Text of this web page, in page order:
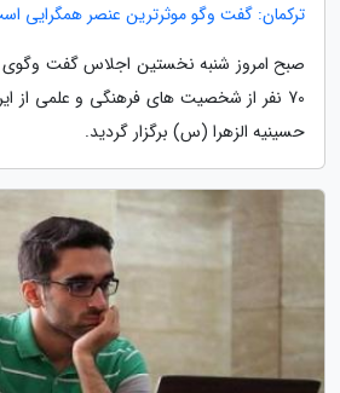
ترکمان: گفت وگو موثرترین عنصر همگرایی
صبح امروز شنبه نخستین اجلاس گفت وگوی
حسینیه الزهرا (س) برگزار گردید.